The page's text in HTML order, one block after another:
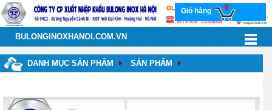
Giỏ hàng 0
BULONGINOXHANOI.COM.VN
DANH MỤC SẢN PHẨM
SẢN PHẨM